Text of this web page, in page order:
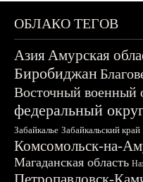
ОБЛАКО ТЕГОВ
АзияАмурская
Биробиджан
Восточный военный
федеральный
Забайкалье Забайкальский край
Комсомольск-на-
Магаданская область